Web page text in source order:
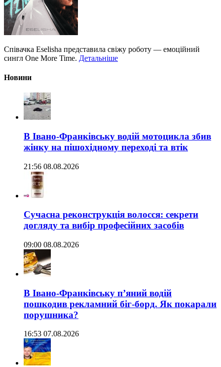
Співачка Eselisha представила свіжу роботу — емоційний
сингл One More Time. Детальніше
Новини
В Івано-Франківську водій мотоцикла збив
жінку на пішохідному переході та втік
21:56 08.08.2026
Сучасна реконструкція волосся: секрети
догляду та вибір професійних засобів
09:00 08.08.2026
В Івано-Франківську п’яний водій
пошкодив рекламний біг-борд. Як покарали
порушника?
16:53 07.08.2026